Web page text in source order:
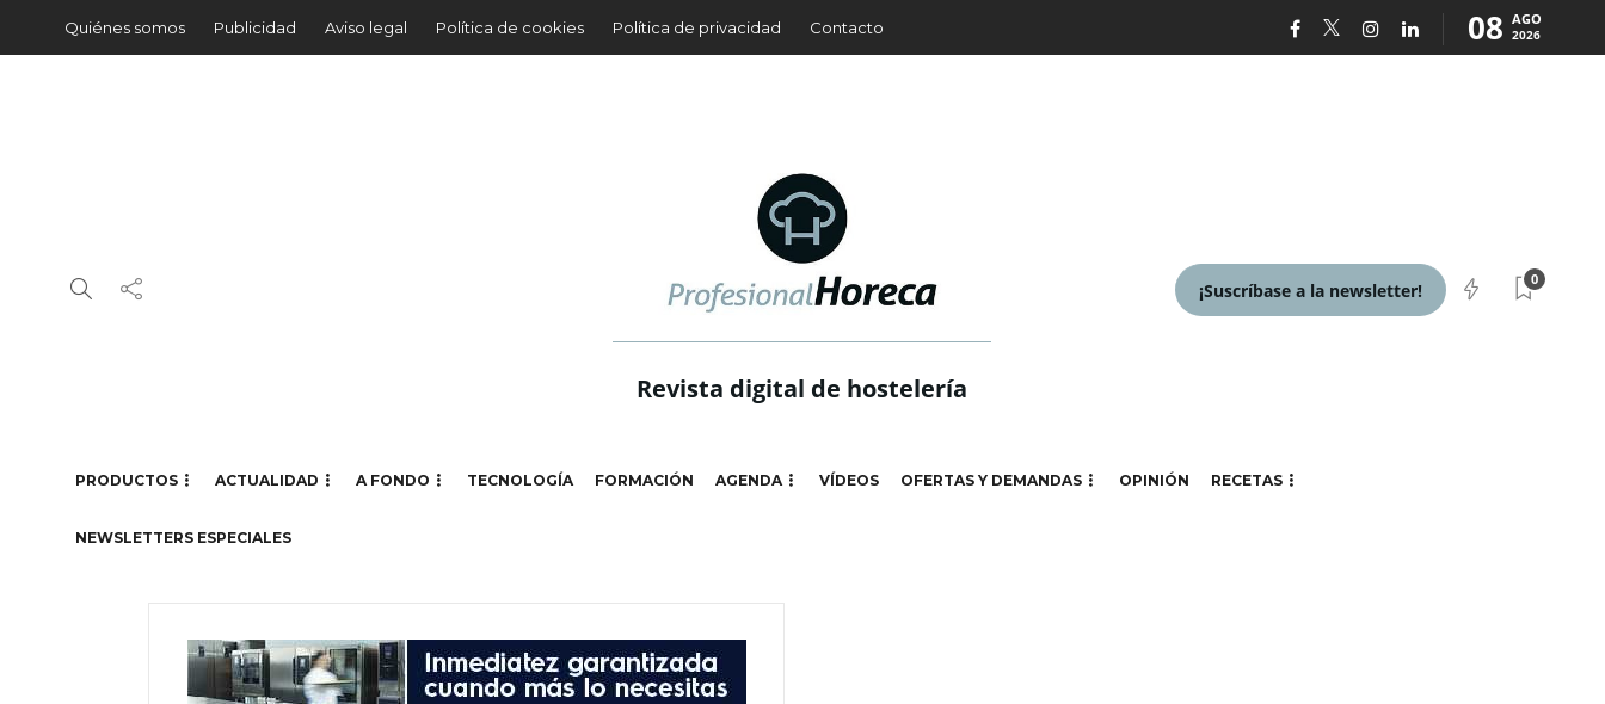
Quiénes somos Publicidad Aviso legal Política de cookies Política de privacidad Contacto 08 AGO
2026
Revista digital de hostelería
¡Suscríbase a la newsletter!
0
PRODUCTOS ACTUALIDAD A FONDO TECNOLOGÍA FORMACIÓN AGENDA VÍDEOS OFERTAS Y DEMANDAS OPINIÓN RECETAS
NEWSLETTERS ESPECIALES